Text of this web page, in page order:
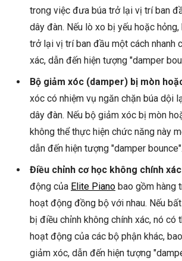
trong việc đưa búa trở lại vị trí ban
dây đàn. Nếu lò xo bị yếu hoặc
trở lại vị trí ban đầu một cách nhanh
xác, dẫn đến hiện tượng "damper
Bộ giảm xóc (damper) bị mòn
xóc có nhiệm vụ ngăn chặn búa dội
dây đàn. Nếu bộ giảm xóc bị mòn
không thể thực hiện chức năng này
dẫn đến hiện tượng "damper bounce".
Điều chỉnh cơ học không chính
động của Elite Piano bao gồm hàng
hoạt động đồng bộ với nhau. Nếu
bị điều chỉnh không chính xác, nó có
hoạt động của các bộ phận khác,
giảm xóc, dẫn đến hiện tượng